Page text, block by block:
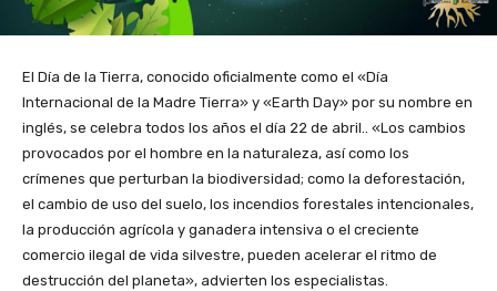
El Día de la Tierra, conocido oficialmente como el «Día
Internacional de la Madre Tierra» y «Earth Day» por su nombre en
inglés, se celebra todos los años el día 22 de abril.. «Los cambios
provocados por el hombre en la naturaleza, así como los
crímenes que perturban la biodiversidad; como la deforestación,
el cambio de uso del suelo, los incendios forestales intencionales,
la producción agrícola y ganadera intensiva o el creciente
comercio ilegal de vida silvestre, pueden acelerar el ritmo de
destrucción del planeta», advierten los especialistas.